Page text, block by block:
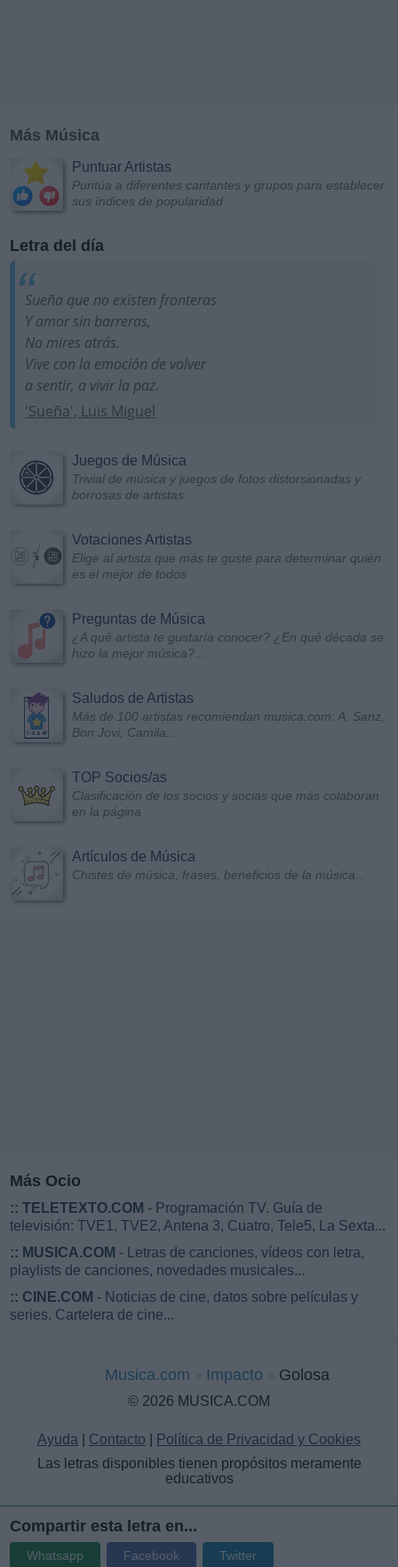
Más Música
Puntuar Artistas
Puntúa a diferentes cantantes y grupos para establecer
sus índices de popularidad
Letra del día
Sueña que no existen fronteras
Y amor sin barreras,
No mires atrás.
Vive con la emoción de volver
a sentir, a vivir la paz.
'Sueña', Luis Miguel
Juegos de Música
Trivial de música y juegos de fotos distorsionadas y
borrosas de artistas
Votaciones Artistas
Elige al artista que más te guste para determinar quién
es el mejor de todos
Preguntas de Música
¿A qué artista te gustaría conocer? ¿En qué década se
hizo la mejor música?...
Saludos de Artistas
Más de 100 artistas recomiendan musica.com: A. Sanz,
Bon Jovi, Camila...
TOP Socios/as
Clasificación de los socios y socias que más colaboran
en la página
Artículos de Música
Chistes de música, frases, beneficios de la música...
Más Ocio
:: TELETEXTO.COM - Programación TV. Guía de
televisión: TVE1, TVE2, Antena 3, Cuatro, Tele5, La Sexta...
:: MUSICA.COM - Letras de canciones, vídeos con letra,
playlists de canciones, novedades musicales...
:: CINE.COM - Noticias de cine, datos sobre películas y
series. Cartelera de cine...
Musica.com Impacto Golosa
© 2026 MUSICA.COM
Ayuda Contacto
Política de Privacidad y Cookies
Las letras disponibles tienen propósitos meramente
educativos
Compartir esta letra en...
Whatsapp Facebook Twitter